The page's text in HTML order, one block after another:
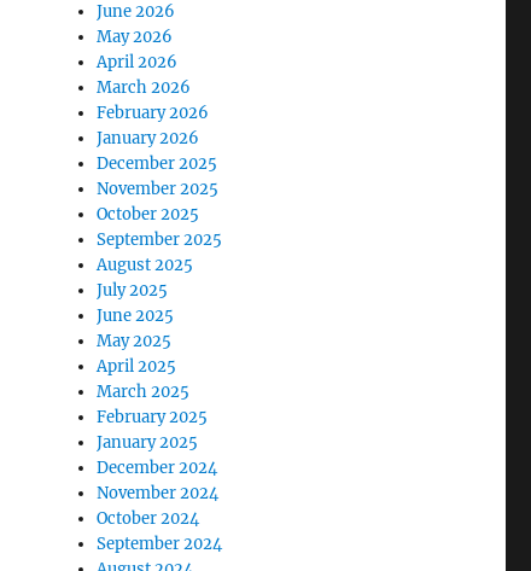
June 2026
May 2026
April 2026
March 2026
February 2026
January 2026
December 2025
November 2025
October 2025
September 2025
August 2025
July 2025
June 2025
May 2025
April 2025
March 2025
February 2025
January 2025
December 2024
November 2024
October 2024
September 2024